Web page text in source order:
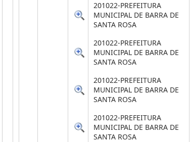
201022-PREFEITURA
MUNICIPAL DE BARRA DE
SANTA ROSA
201022-PREFEITURA
MUNICIPAL DE BARRA DE
SANTA ROSA
201022-PREFEITURA
MUNICIPAL DE BARRA DE
SANTA ROSA
201022-PREFEITURA
MUNICIPAL DE BARRA DE
SANTA ROSA